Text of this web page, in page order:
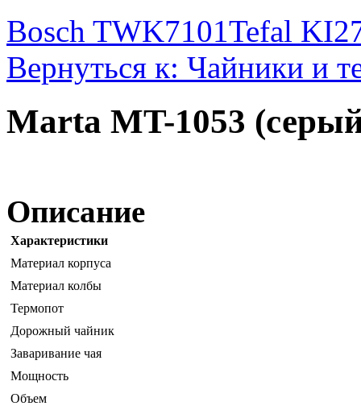
Bosch TWK7101Tefal
Вернуться к: Чайники и
Marta MT-1053
Описание
Характеристики
Материал корпуса
Материал колбы
Термопот
Дорожный чайник
Заваривание чая
Мощность
Объем